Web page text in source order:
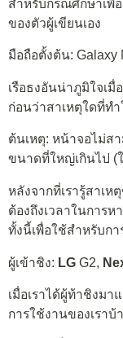
สำหรับกรณีศึกษาเพื่
ของตัวผู้เขียนเอง
มือถือตั้งต้น: Galaxy
เรือธงอันน่าภูมิใจเ
ก่อนว่าสาเหตุใดที่ทำ
ต้นเหตุ: หน้าจอไม่ส
ขนาดที่ใหญ่เกินไป (
หลังจากที่เรารู้สาเห
ต้องถึงเวลาในการห
ทั้งนี้เพื่อใช้สำหรับกา
ผู้เข้าชิง: LG G2,
เมื่อเราได้ผู้ท้าชิงมา
การใช้งานของเราบ้